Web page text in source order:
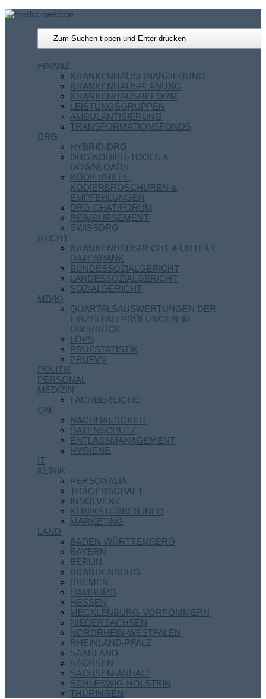
FINANZ
KRANKENHAUSFINANZIERUNG
KRANKENHAUSPLANUNG
KRANKENHAUSREFORM
LEISTUNGSGRUPPEN
AMBULANTISIERUNG
TRANSFORMATIONSFONDS
DRG
HYBRID-DRG
DRG KODIER-TOOLS &
DOWNLOADS
KODIERHILFE,
KODIERBROSCHÜREN &
EMPFEHLUNGEN
DRG-CHAT/FORUM
REIMBURSEMENT
SWISSDRG
RECHT
KRANKENHAUSRECHT & URTEILE
DATENBANK
BUNDESSOZIALGERICHT
LANDESSOZIALGERICHT
SOZIALGERICHT
MD(K)
QUARTALSAUSWERTUNGEN DER
EINZELFALLPRÜFUNGEN IM
ÜBERBLICK
LOPS
PRÜFSTATISTIK
PRÜFVV
POLITIK
PERSONAL
MEDIZIN
FACHBEREICHE
QM
NACHHALTIGKEIT
DATENSCHUTZ
ENTLASSMANAGEMENT
HYGIENE
IT
KLINIK
PERSONALIA
TRÄGERSCHAFT
INSOLVENZ
KLINIKSTERBEN.INFO
MARKETING
LAND
BADEN-WÜRTTEMBERG
BAYERN
BERLIN
BRANDENBURG
BREMEN
HAMBURG
HESSEN
MECKLENBURG-VORPOMMERN
NIEDERSACHSEN
NORDRHEIN-WESTFALEN
RHEINLAND-PFALZ
SAARLAND
SACHSEN
SACHSEN-ANHALT
SCHLESWIG-HOLSTEIN
THÜRINGEN